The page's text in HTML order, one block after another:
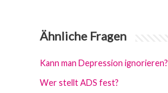
Ähnliche Fragen
Kann man Depression ignorieren?
Wer stellt ADS fest?